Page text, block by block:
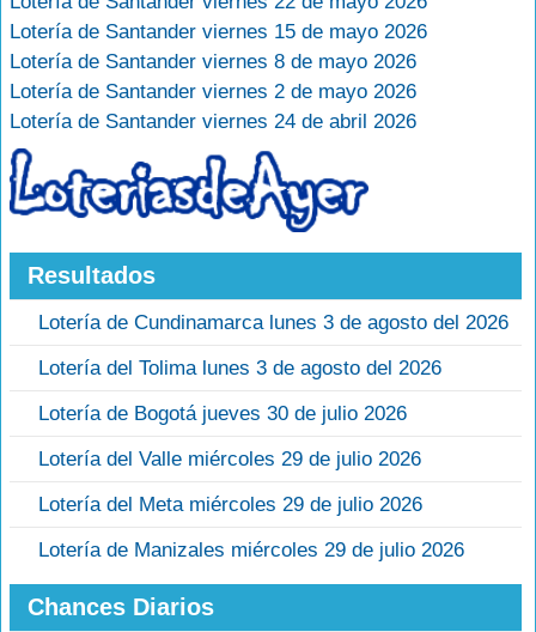
Lotería de Santander viernes 15 de mayo 2026
Lotería de Santander viernes 8 de mayo 2026
Lotería de Santander viernes 2 de mayo 2026
Lotería de Santander viernes 24 de abril 2026
Resultados
Lotería de Cundinamarca lunes 3 de agosto del 2026
Lotería del Tolima lunes 3 de agosto del 2026
Lotería de Bogotá jueves 30 de julio 2026
Lotería del Valle miércoles 29 de julio 2026
Lotería del Meta miércoles 29 de julio 2026
Lotería de Manizales miércoles 29 de julio 2026
Chances Diarios